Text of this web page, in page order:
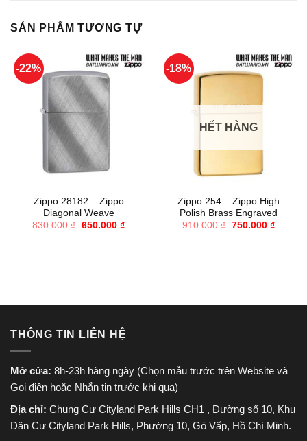
SẢN PHẨM TƯƠNG TỰ
-22%
Zippo 28182 – Zippo
Diagonal Weave
830.000₫ Giá
650.000 ₫Giá
-18%
HẾT HÀNG
Zippo 254 – Zippo High
Polish Brass Engraved
910.000₫ Giá
750.000 ₫Giá
THÔNG TIN LIÊN HỆ
Mở cửa: 8h-23h hàng ngày (Chọn mẫu trước trên Website và
Gọi điện hoặc Nhắn tin trước khi qua)
Địa chỉ: Chung Cư Cityland Park Hills CH1 , Đường số 10, Khu
Dân Cư Cityland Park Hills, Phường 10, Gò Vấp, Hồ Chí Minh.